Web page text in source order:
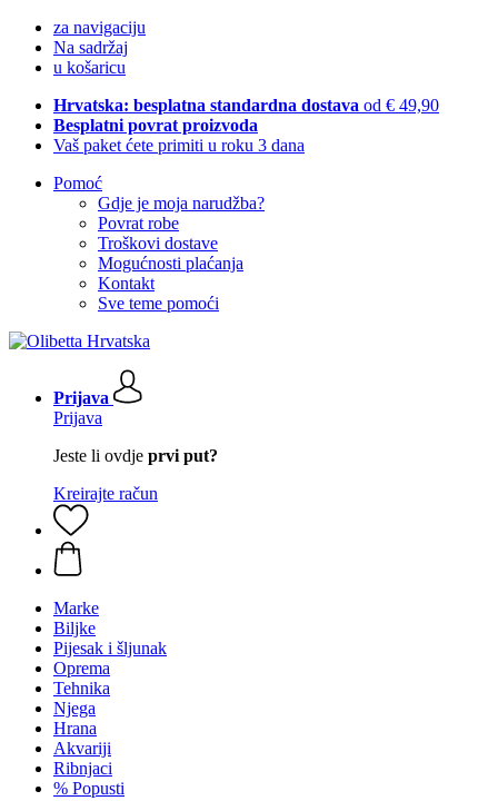
za navigaciju
Na sadržaj
u košaricu
Hrvatska: besplatna standardna dostava od € 49,90
Besplatni povrat proizvoda
Vaš paket ćete primiti u roku 3 dana
Pomoć
Gdje je moja narudžba?
Povrat robe
Troškovi dostave
Mogućnosti plaćanja
Kontakt
Sve teme pomoći
Prijava
Prijava
Jeste li ovdje prvi put?
Kreirajte račun
Marke
Biljke
Pijesak i šljunak
Oprema
Tehnika
Njega
Hrana
Akvariji
Ribnjaci
% Popusti